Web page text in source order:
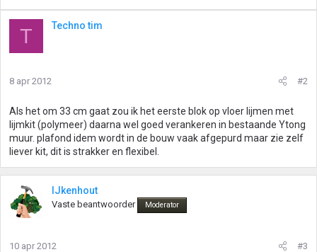
T Techno tim
8 apr 2012 #2
Als het om 33 cm gaat zou ik het eerste blok op vloer lijmen met
lijmkit (polymeer) daarna wel goed verankeren in bestaande Ytong
muur. plafond idem wordt in de bouw vaak afgepurd maar zie zelf
liever kit, dit is strakker en flexibel.
IJkenhout
Vaste beantwoorder Moderator
10 apr 2012 #3